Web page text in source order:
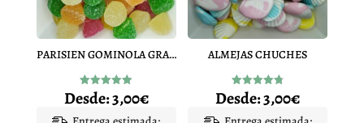
PARISIEN GOMINOLA GRANDE
Valorado
con
Desde:3,00€
ALMEJAS CHUCHES
Valorado
con
Desde:3,00€